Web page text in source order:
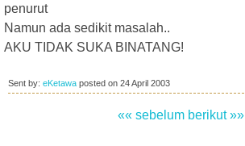
penurut
Namun ada sedikit masalah..
AKU TIDAK SUKA BINATANG!
Sent by: eKetawa posted on 24 April 2003
«« sebelum berikut »»